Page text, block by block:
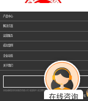
产品中心
解决方案
运营服务
成功案例
企业动态
关于我们
承德诚越慧泰科技服务有限公司 收银软件 会员营销系统 数字化运营商
冀ICP备2020028413号
在线咨询